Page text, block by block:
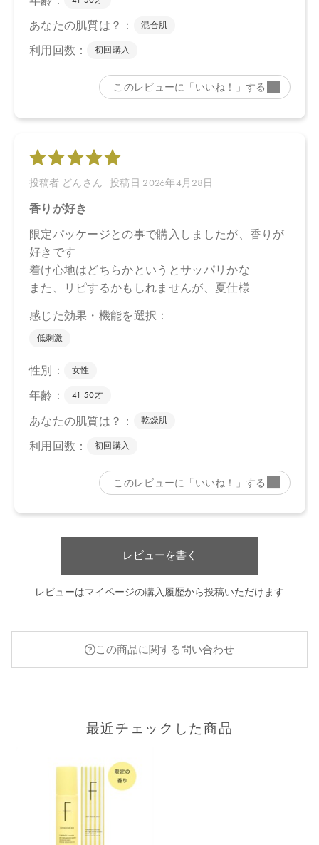
レビューを書く
レビューはマイページの購入履歴から投稿いただけます
この商品に関する問い合わせ
最近チェックした商品